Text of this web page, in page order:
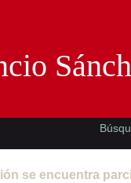
se encuentra